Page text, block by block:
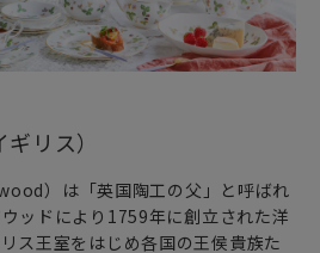
く
しても最適です。
リス）
）は「英国陶工の父」と呼ばれ
ッドにより1759年に創立された洋
ス王室をはじめ各国の王侯貴族た